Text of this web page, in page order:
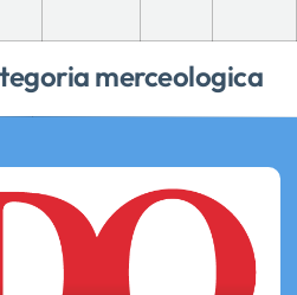
merceologica